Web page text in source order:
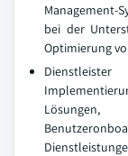
Management-
bei der
Optimierung
Lösungen,